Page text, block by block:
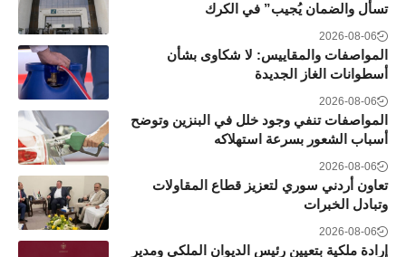
تسأل والضمان يُجيب” في الكرك
2026-08-06
المواصفات والمقاييس: لا شكاوى بشأن
أسطوانات الغاز الجديدة
2026-08-06
المواصفات تنفي وجود خلل في البنزين وتوضح
أسباب الشعور بسرعة استهلاكه
2026-08-06
تعاون أردني سوري لتعزيز قطاع المقاولات
وتبادل الخبرات
2026-08-06
إرادة ملكية بتعيين رئيس الديوان الملكي ومدير